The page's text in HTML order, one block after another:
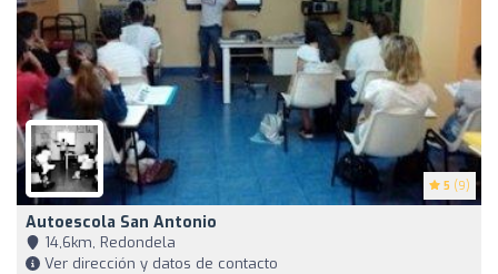
5 (9)
Autoescola San Antonio
14,6km, Redondela
Ver dirección y datos de contacto